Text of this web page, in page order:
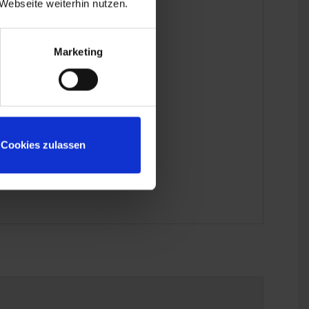
weiterhin nutzen.
Marketing
Cookies zulassen